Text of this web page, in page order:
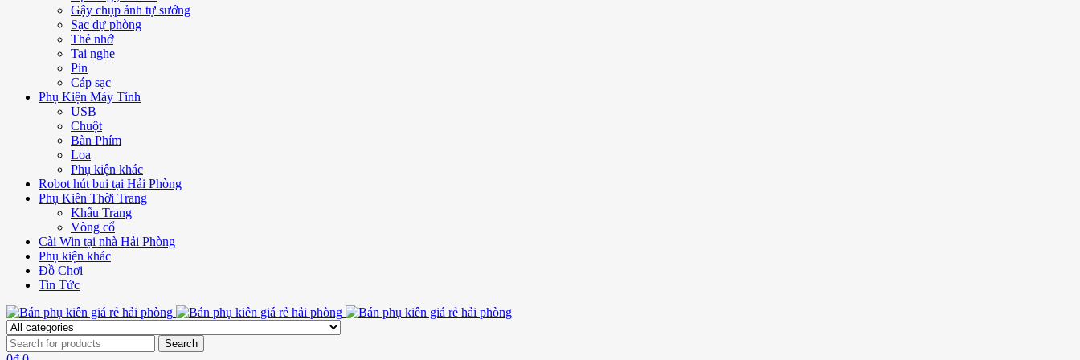
Gậy chụp ảnh tự sướng
Sạc dự phòng
Thẻ nhớ
Tai nghe
Pin
Cáp sạc
Phụ Kiện Máy Tính
USB
Chuột
Bàn Phím
Loa
Phụ kiện khác
Robot hút bui tại Hải Phòng
Phụ Kiên Thời Trang
Khẩu Trang
Vòng cổ
Cài Win tại nhà Hải Phòng
Phụ kiện khác
Đồ Chơi
Tin Tức